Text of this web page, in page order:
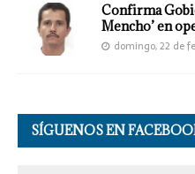
Confirma
Mencho’ en
domingo, 22 de
SÍGUENOS EN